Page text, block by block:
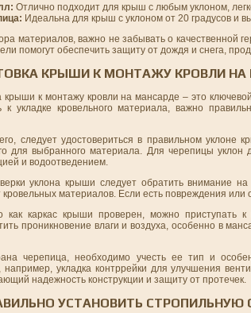
Отлично подходит для крыш с любым уклоном,
Идеальна для крыш с уклоном от 20 градусов и
материалов, важно не забывать о качественной
помогут обеспечить защиту от дождя и снега,
КРЫШИ К МОНТАЖУ КРОВЛИ НА
крыши к монтажу кровли на мансарде – это
к укладке кровельного материала, важно
следует удостовериться в правильном
для выбранного материала. Для черепицы
и водоотведением.
уклона крыши следует обратить внимание
кровельных материалов. Если есть повреждения
как каркас крыши проверен, можно приступать
проникновение влаги и воздуха, особенно в
черепица, необходимо учесть ее тип и
например, укладка контррейки для улучшения
надежность конструкции и защиту от протечек.
УСТАНОВИТЬ